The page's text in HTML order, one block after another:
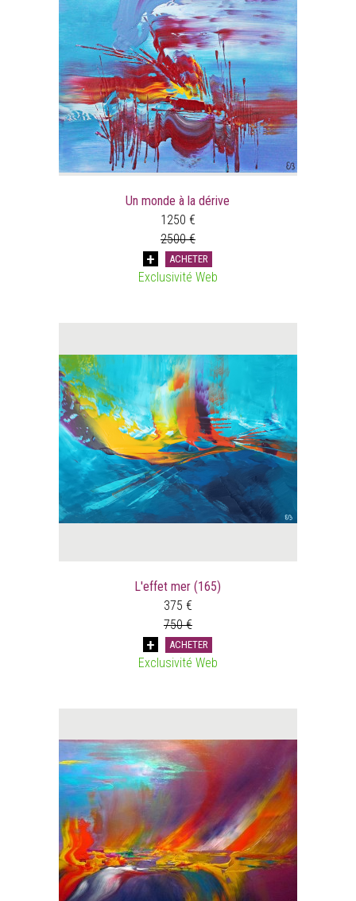
Un monde à la dérive
1250 €
2500 €
ACHETER
Exclusivité Web
L'effet mer (165)
375 €
750 €
ACHETER
Exclusivité Web